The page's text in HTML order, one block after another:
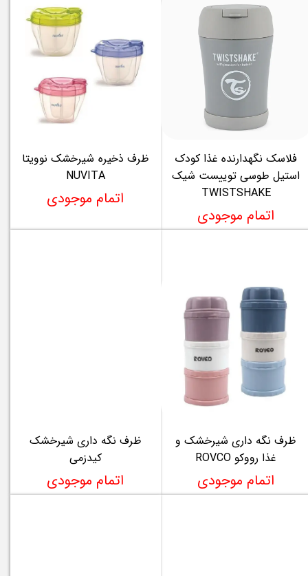
فلاسک نگهدارنده غذا کودک
استیل طوسی توییست شیک
TWISTSHAKE
اتمام موجودی
ظرف ذخیره شیرخشک نوویتا
NUVITA
اتمام موجودی
ظرف نگه داری شیرخشک و
غذا رووکو ROVCO
اتمام موجودی
ظرف نگه داری شیرخشک
کیدزمی
اتمام موجودی